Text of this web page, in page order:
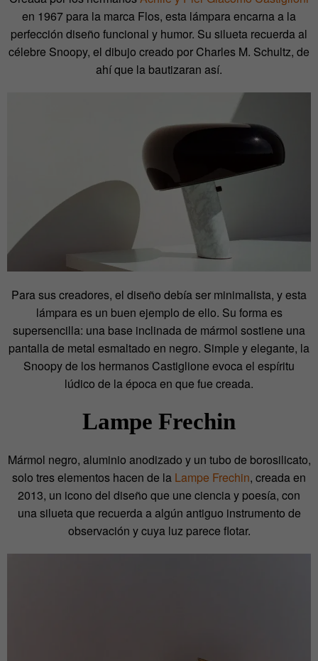
en 1967 para la marca Flos, esta lámpara encarna a la
perfección diseño funcional y humor. Su silueta recuerda al
célebre Snoopy, el dibujo creado por Charles M. Schultz, de
ahí que la bautizaran así.
Para sus creadores, el diseño debía ser minimalista, y esta
lámpara es un buen ejemplo de ello. Su forma es
supersencilla: una base inclinada de mármol sostiene una
pantalla de metal esmaltado en negro. Simple y elegante, la
Snoopy de los hermanos Castiglione evoca el espíritu
lúdico de la época en que fue creada.
Lampe Frechin
Mármol negro, aluminio anodizado y un tubo de borosilicato,
solo tres elementos hacen de la Lampe Frechin, creada en
2013, un icono del diseño que une ciencia y poesía, con
una silueta que recuerda a algún antiguo instrumento de
observación y cuya luz parece flotar.